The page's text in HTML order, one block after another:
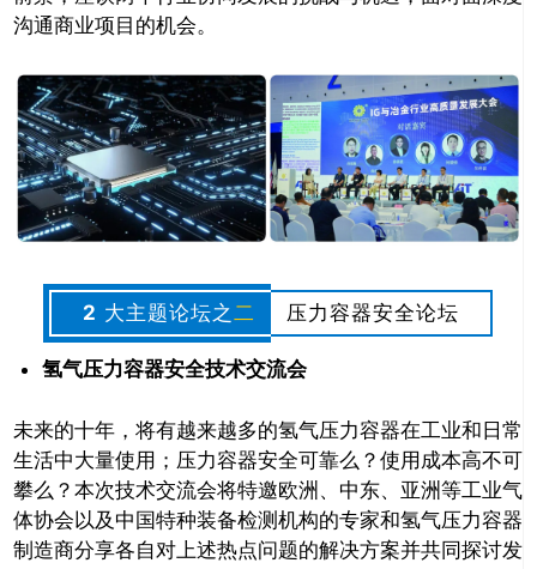
沟通商业项目的机会。
2 大主题论坛之二 压力容器安全论坛
氢气压力容器安全技术交流会
未来的十年，将有越来越多的氢气压力容器在工业和日常
生活中大量使用；压力容器安全可靠么？使用成本高不可
攀么？本次技术交流会将特邀欧洲、中东、亚洲等工业气
体协会以及中国特种装备检测机构的专家和氢气压力容器
制造商分享各自对上述热点问题的解决方案并共同探讨发